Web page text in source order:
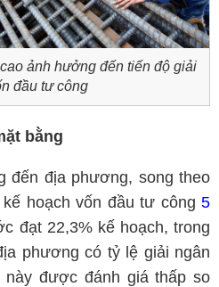
ảnh hưởng đến tiến độ giải
đầu tư công
bằng
đến địa phương, song theo
hoạch vốn đầu tư công 5
đạt 22,3% kế hoạch, trong
phương có tỷ lệ giải ngân
được đánh giá thấp so